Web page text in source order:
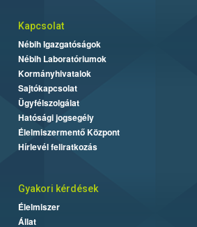
Kapcsolat
Nébih Igazgatóságok
Nébih Laboratóriumok
Kormányhivatalok
Sajtókapcsolat
Ügyfélszolgálat
Hatósági jogsegély
Élelmiszermentő Központ
Hírlevél feliratkozás
Gyakori kérdések
Élelmiszer
Állat